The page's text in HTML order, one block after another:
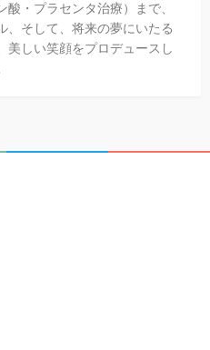
・プラセンタ治療）まで、
、そして、将来の夢にいたる
美しい笑顔をプロデュースし